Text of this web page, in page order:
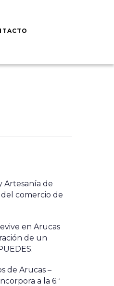
Artesanía de
comercio de
en Arucas
de un
de Arucas –
a la 6.ª